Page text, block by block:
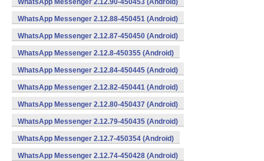
WhatsApp Messenger 2.12.90-450453 (Android)
WhatsApp Messenger 2.12.88-450451 (Android)
WhatsApp Messenger 2.12.87-450450 (Android)
WhatsApp Messenger 2.12.8-450355 (Android)
WhatsApp Messenger 2.12.84-450445 (Android)
WhatsApp Messenger 2.12.82-450441 (Android)
WhatsApp Messenger 2.12.80-450437 (Android)
WhatsApp Messenger 2.12.79-450435 (Android)
WhatsApp Messenger 2.12.7-450354 (Android)
WhatsApp Messenger 2.12.74-450428 (Android)